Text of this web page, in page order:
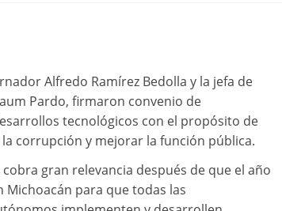
Alfredo Ramírez Bedolla y la jefa de
Pardo, firmaron convenio de
tecnológicos con el propósito de
corrupción y mejorar la función pública.
gran relevancia después de que el año
Michoacán para que todas las